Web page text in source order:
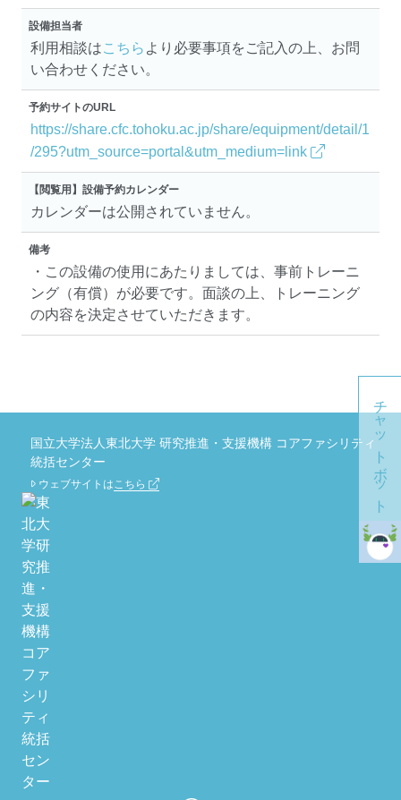
設備担当者
利用相談はこちら より必要事項をご記入の上、お問
い合わせください。
予約サイトのURL
https://share.cfc.tohoku.ac.jp/share/equipment/detail/1
/295?utm_source=portal&utm_medium=link
【閲覧用】設備予約カレンダー
カレンダーは公開されていません。
備考
・この設備の使用にあたりましては、事前トレーニ
ング（有償）が必要です。面談の上、トレーニング
の内容を決定させていただきます。
チャットボット
国立大学法人東北大学 研究推進・支援機構 コアファシリティ
統括センター
ウェブサイトはこちら